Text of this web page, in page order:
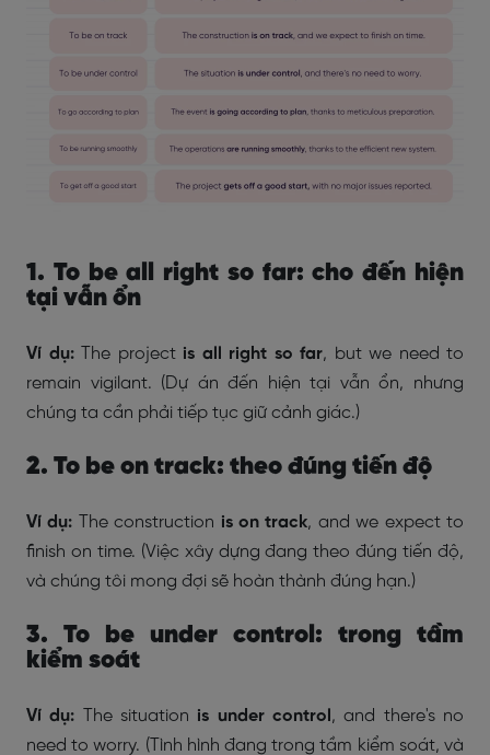
1. To be all right so far: cho đến hiện
tại vẫn ổn
Ví dụ:The project is all right so far, but we need to
remain vigilant. (Dự án đến hiện tại vẫn ổn, nhưng
chúng ta cần phải tiếp tục giữ cảnh giác.)
2. To be on track: theo đúng tiến độ
Ví dụ: The construction is on track, and we expect to
finish on time. (Việc xây dựng đang theo đúng tiến độ,
và chúng tôi mong đợi sẽ hoàn thành đúng hạn.)
3. To be under control: trong tầm
kiểm soát
Ví dụ: The situation is under control , and there's no
need to worry. (Tình hình đang trong tầm kiểm soát, và